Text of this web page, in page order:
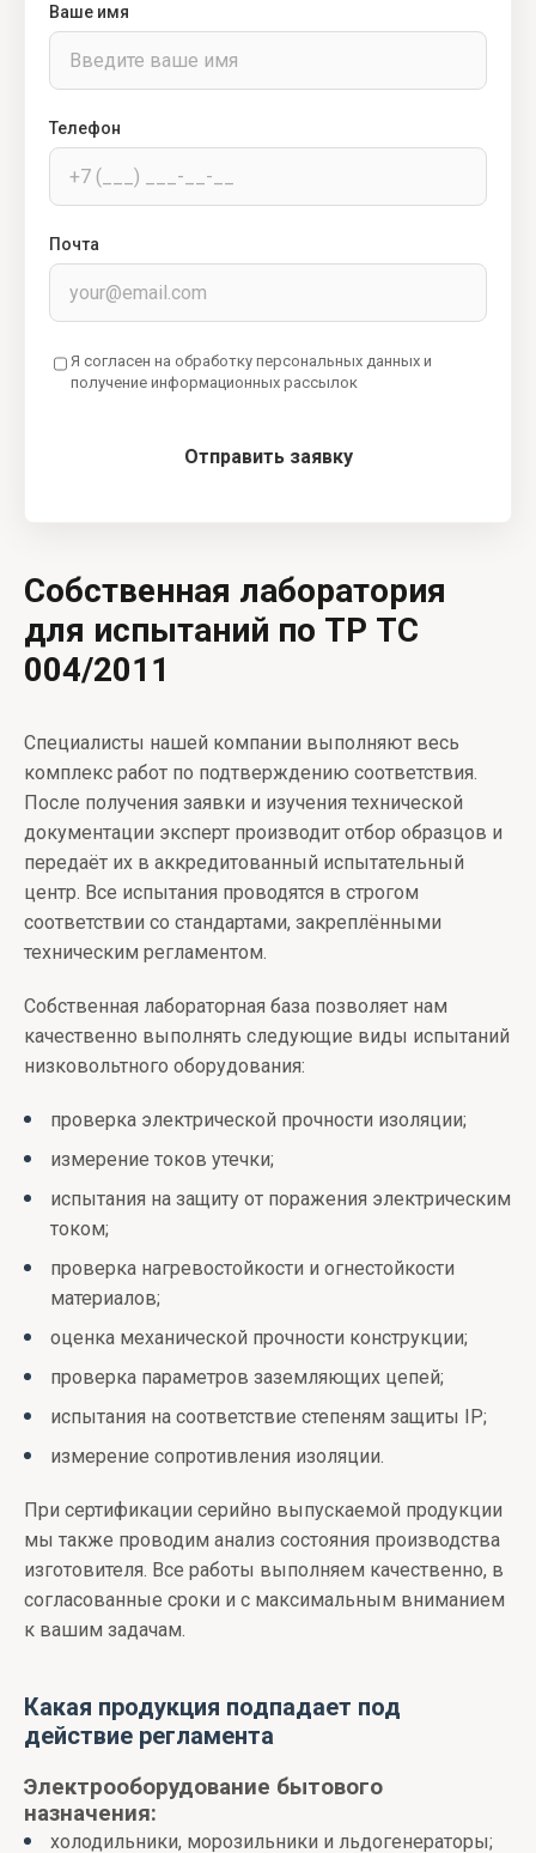
Собственная лаборатория
для испытаний по ТР ТС
004/2011
Специалисты нашей компании выполняют весь
комплекс работ по подтверждению соответствия.
После получения заявки и изучения технической
документации эксперт производит отбор образцов и
передаёт их в аккредитованный испытательный
центр. Все испытания проводятся в строгом
соответствии со стандартами, закреплёнными
техническим регламентом.
Собственная лабораторная база позволяет нам
качественно выполнять следующие виды испытаний
низковольтного оборудования:
проверка электрической прочности изоляции;
измерение токов утечки;
испытания на защиту от поражения электрическим
током;
проверка нагревостойкости и огнестойкости
материалов;
оценка механической прочности конструкции;
проверка параметров заземляющих цепей;
испытания на соответствие степеням защиты IP;
измерение сопротивления изоляции.
При сертификации серийно выпускаемой продукции
мы также проводим анализ состояния производства
изготовителя. Все работы выполняем качественно, в
согласованные сроки и с максимальным вниманием
к вашим задачам.
Какая продукция подпадает под
действие регламента
Электрооборудование бытового
назначения:
холодильники, морозильники и льдогенераторы;
Ваше имя
Телефон
Почта
Я согласен на обработку персональных данных и
получение информационных рассылок
Отправить заявку